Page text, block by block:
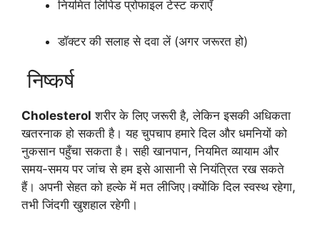
नियमित लिपिड प्रोफाइल टेस्ट कराएँ
डॉक्टर की सलाह से दवा लें (अगर जरूरत हो)
निष्कर्ष
Cholesterol शरीर के लिए जरूरी है, लेकिन इसकी अधिकता
खतरनाक हो सकती है। यह चुपचाप हमारे दिल और धमनियों को
नुकसान पहुँचा सकता है। सही खानपान, नियमित व्यायाम और
समय-समय पर जांच से हम इसे आसानी से नियंत्रित रख सकते
हैं। अपनी सेहत को हल्के में मत लीजिए।क्योंकि दिल स्वस्थ रहेगा,
तभी जिंदगी खुशहाल रहेगी।